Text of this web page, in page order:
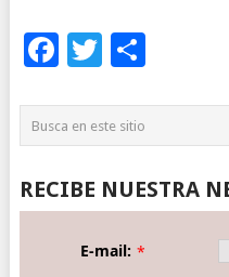
Facebook
Twitter
RECIBE NUESTRA
E-mail: *